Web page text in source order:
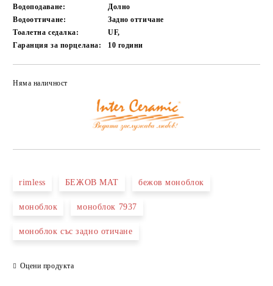
Водоподаване:
Долно
Водооттичане:
Задно оттичане
Тоалетна седалка:
UF,
Гаранция за порцелана:
10 години
Няма наличност
rimless БЕЖОВ МАТ бежов моноблок
моноблок моноблок 7937
моноблок със задно отичане
Оцени продукта